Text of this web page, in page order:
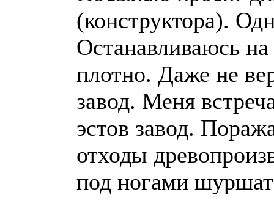
(конструктора).
Останавливаюсь
плотно. Даже не
завод. Меня
эстов завод.
отходы
под ногами